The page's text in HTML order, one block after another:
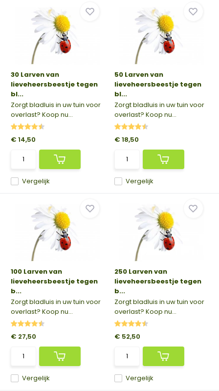
30 Larven van
lieveheersbeestje tegen
bl...
Zorgt bladluis in uw tuin voor
overlast? Koop nu...
Vergelijk
€ 14,50
50 Larven van
lieveheersbeestje tegen
bl...
Zorgt bladluis in uw tuin voor
overlast? Koop nu...
Vergelijk
€ 18,50
100 Larven van
lieveheersbeestje tegen
b...
Zorgt bladluis in uw tuin voor
overlast? Koop nu...
Vergelijk
€ 27,50
250 Larven van
lieveheersbeestje tegen
b...
Zorgt bladluis in uw tuin voor
overlast? Koop nu...
Vergelijk
€ 52,50